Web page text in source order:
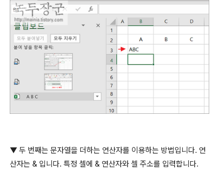
▼ 두 번째는 문자열을 더하는 연산자를 이용하는 방법입니다. 연
산자는 & 입니다. 특정 셀에 & 연산자와 셀 주소를 입력합니다.